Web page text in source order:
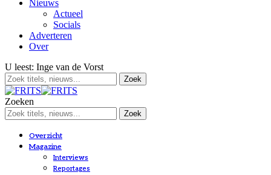
Nieuws
Actueel
Socials
Adverteren
Over
U leest: Inge van de Vorst
Zoeken
Overzicht
Magazine
Interviews
Reportages